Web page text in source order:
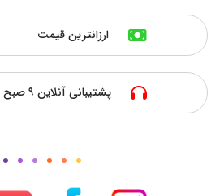
ارزانترین قیمت
پشتیبانی آنلاین ۹ صبح تا ۱۲ شب